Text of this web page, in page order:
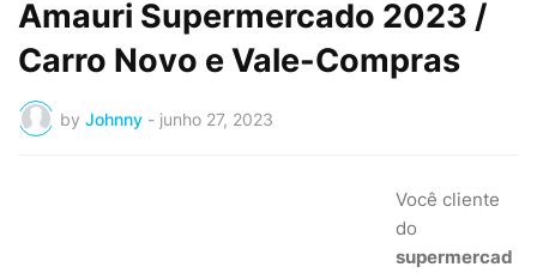
Amauri Supermercado 2023 /
Carro Novo e Vale-Compras
by Johnny - junho 27, 2023
Você cliente
do
supermercad